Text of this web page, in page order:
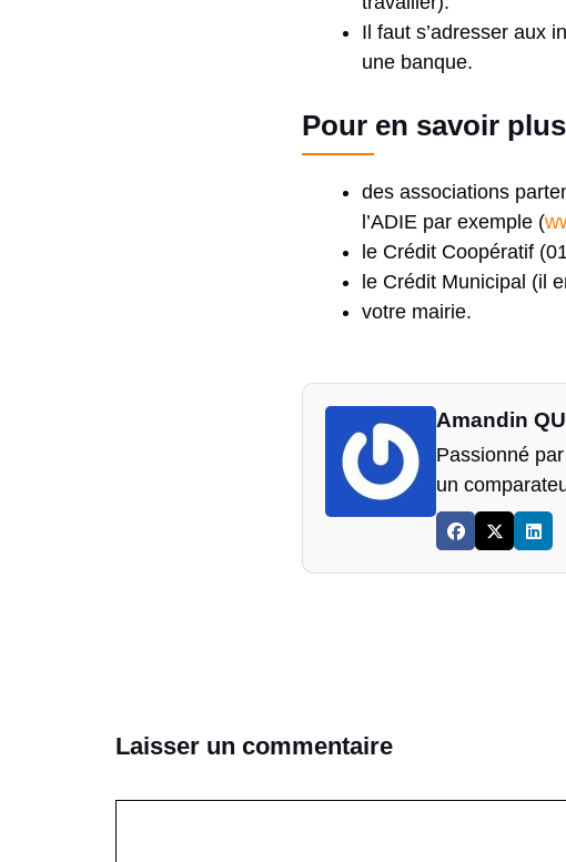
Il faut s’adresser aux
une banque.
Pour en savoir
des associations
l’ADIE par exemple (
le Crédit Coopératif
le Crédit Municipal (il
votre mairie.
Amandin
Passionné
un
Laisser un commentaire